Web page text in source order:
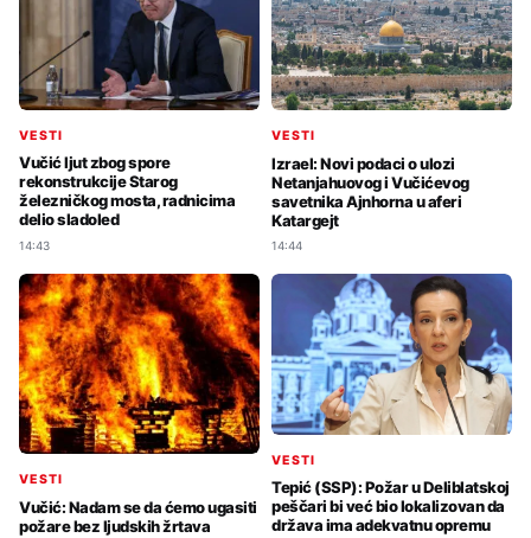
VESTI
Vučić ljut zbog spore
rekonstrukcije Starog
železničkog mosta, radnicima
delio sladoled
14:43
VESTI
Izrael: Novi podaci o ulozi
Netanjahuovog i Vučićevog
savetnika Ajnhorna u aferi
Katargejt
14:44
VESTI
Vučić: Nadam se da ćemo ugasiti
požare bez ljudskih žrtava
VESTI
Tepić (SSP): Požar u Deliblatskoj
peščari bi već bio lokalizovan da
država ima adekvatnu opremu